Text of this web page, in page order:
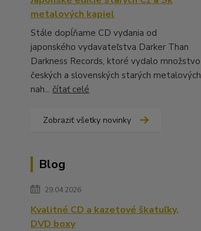
metalových kapiel
Stále dopĺňame CD vydania od
japonského vydavateľstva Darker Than
Darkness Records, ktoré vydalo množstvo
českých a slovenských starých metalových
nah... čítať celé
Zobraziť všetky novinky
Blog
29.04.2026
Kvalitné CD a kazetové škatuľky,
DVD boxy